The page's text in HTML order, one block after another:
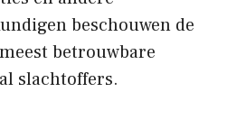
beschouwen de
betrouwbare
slachtoffers.